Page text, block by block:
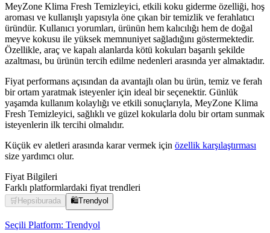
MeyZone Klima Fresh Temizleyici, etkili koku giderme özelliği, hoş
aroması ve kullanışlı yapısıyla öne çıkan bir temizlik ve ferahlatıcı
üründür. Kullanıcı yorumları, ürünün hem kalıcılığı hem de doğal
meyve kokusu ile yüksek memnuniyet sağladığını göstermektedir.
Özellikle, araç ve kapalı alanlarda kötü kokuları başarılı şekilde
azaltması, bu ürünün tercih edilme nedenleri arasında yer almaktadır.
Fiyat performans açısından da avantajlı olan bu ürün, temiz ve ferah
bir ortam yaratmak isteyenler için ideal bir seçenektir. Günlük
yaşamda kullanım kolaylığı ve etkili sonuçlarıyla, MeyZone Klima
Fresh Temizleyici, sağlıklı ve güzel kokularla dolu bir ortam sunmak
isteyenlerin ilk tercihi olmalıdır.
Küçük ev aletleri arasında karar vermek için özellik karşılaştırması
size yardımcı olur.
Fiyat Bilgileri
Farklı platformlardaki fiyat trendleri
🛒 Hepsiburada 🛍️Trendyol
Seçili Platform: Trendyol